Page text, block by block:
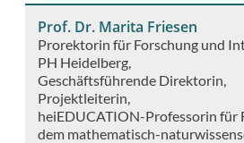
Prof. Dr. Marita Friesen
Prorektorin für Forschung und
PH Heidelberg
Geschäftsführende Direktorin
Projektleiterin
heiEDUCATION-Professorin für
dem mathematisch-